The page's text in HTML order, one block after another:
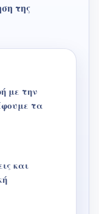
της
με την
τα
και